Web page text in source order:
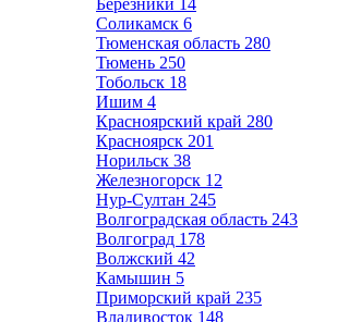
Березники 14
Соликамск 6
Тюменская область 280
Тюмень 250
Тобольск 18
Ишим 4
Красноярский край 280
Красноярск 201
Норильск 38
Железногорск 12
Нур-Султан 245
Волгоградская область 243
Волгоград 178
Волжский 42
Камышин 5
Приморский край 235
Владивосток 148